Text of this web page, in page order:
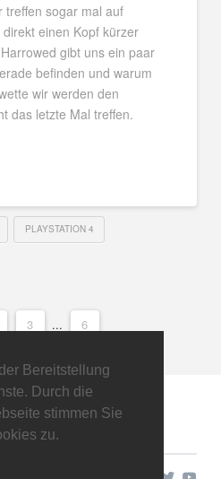
Bereitstellung
Durch die
stimmen Sie
zu.
treffen sogar mal auf
einen Kopf kürzer
gibt uns ein paar
befinden und warum
wir werden den
das letzte Mal treffen.
PLAYSTATION 4
3 ... 6